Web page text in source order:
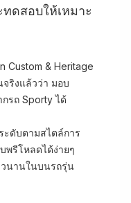
ดสอบให้เหมาะ
Custom & Heritage
ริงแล้วว่า มอบ
รถ Sporty ได้
ะดับตามสไตล์การ
พรีโหลดได้ง่ายๆ
นานในบนรถรุ่น